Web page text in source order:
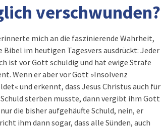
verschwunden?
mich an die faszinierende Wahrheit,
Bibel im heutigen Tagesvers ausdrückt: Jeder
ist vor Gott schuldig und hat ewige Strafe
Wenn er aber vor Gott »Insolvenz
und erkennt, dass Jesus Christus auch für
sterben musste, dann vergibt ihm Gott
die bisher aufgehäufte Schuld, nein, er
ihm dann sogar, dass alle Sünden, auch